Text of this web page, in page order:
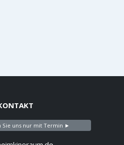
Sie uns nur mit Termin ►